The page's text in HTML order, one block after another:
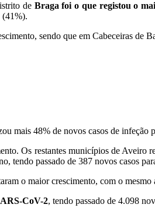
de Braga foi o que registou o
(41%).
sendo que em Cabeceiras
mais 48% de novos casos de infeção
Os restantes municípios de
tendo passado de 387 novos casos
o maior crescimento, com o
CoV-2, tendo passado de 4.098